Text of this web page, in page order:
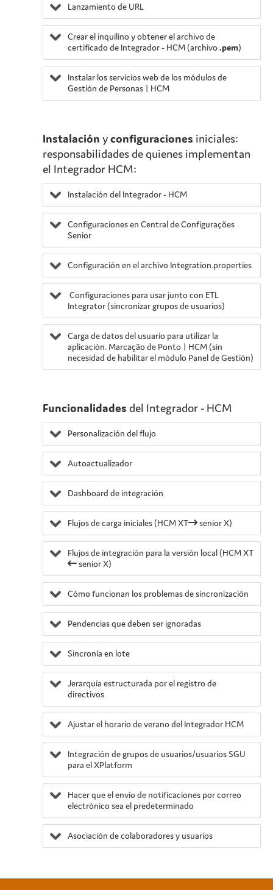
Lanzamiento de URL
Crear el inquilino y obtener el archivo de
certificado de Integrador - HCM (archivo.pem)
Instalar los servicios web de los módulos de
Gestión de Personas | HCM
Instalación yconfiguraciones iniciales:
responsabilidades de quienes implementan
el Integrador HCM:
Instalación del Integrador - HCM
Configuraciones en Central de Configurações
Senior
Configuración en el archivo Integration.properties
Configuraciones para usar junto con ETL
Integrator (sincronizar grupos de usuarios)
Carga de datos del usuario para utilizar la
aplicación. Marcação de Ponto | HCM (sin
necesidad de habilitar el módulo Panel de Gestión)
Funcionalidades del Integrador - HCM
Personalización del flujo
Autoactualizador
Dashboard de integración
Flujos de carga iniciales(HCM XT senior X)
Flujos de integración para la versión local (HCM XT
senior X)
Cómo funcionan los problemas de sincronización
Pendencias que deben ser ignoradas
Sincronía en lote
Jerarquía estructurada por el registro de
directivos
Ajustar el horario de verano del Integrador HCM
Integración de grupos de usuarios/usuarios SGU
para elXPlatform
Hacer que el envío de notificaciones por correo
electrónico sea el predeterminado
Asociación de colaboradores y usuarios